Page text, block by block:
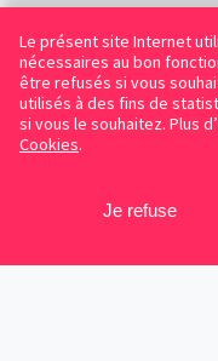
Le présent site Internet
nécessaires au bon
être refusés si vous
utilisés à des fins de
si vous le souhaitez. Plus
Cookies.
Je refuse